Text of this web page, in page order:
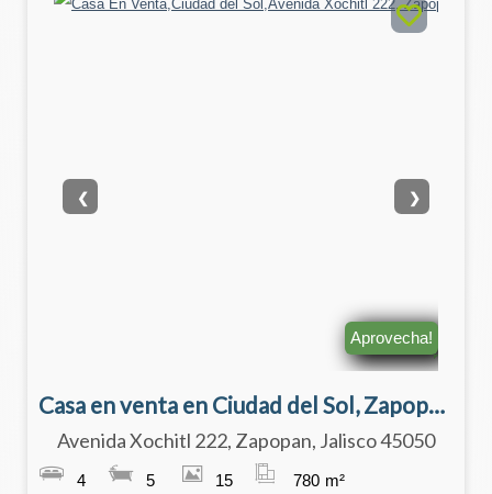
❮ ❯
Aprovecha!
Casa en venta en Ciudad del Sol, Zapopan, Jalisco
Avenida Xochitl 222, Zapopan, Jalisco 45050
4 5 15 780 m²